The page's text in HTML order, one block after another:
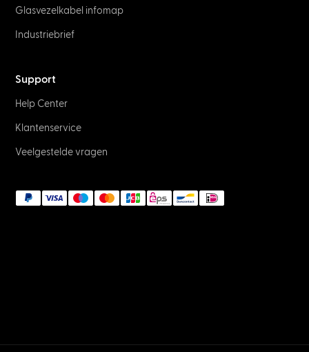
Glasvezelkabel infomap
Industriebrief
Support
Help Center
Klantenservice
Veelgestelde vragen